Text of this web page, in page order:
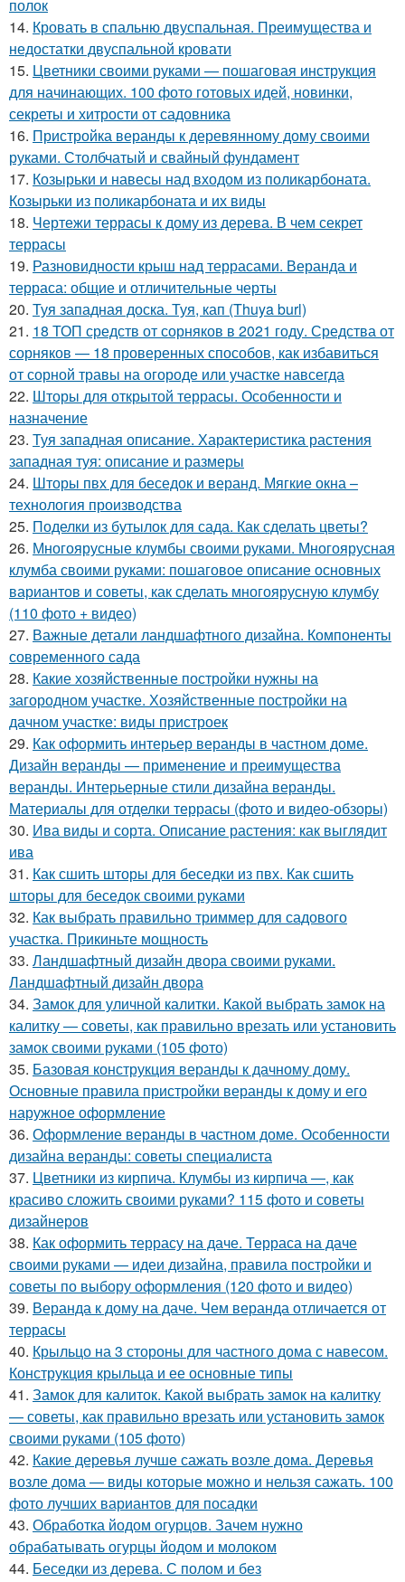
полок
14. Кровать в спальню двуспальная. Преимущества и
недостатки двуспальной кровати
15. Цветники своими руками — пошаговая инструкция
для начинающих. 100 фото готовых идей, новинки,
секреты и хитрости от садовника
16. Пристройка веранды к деревянному дому своими
руками. Столбчатый и свайный фундамент
17. Козырьки и навесы над входом из поликарбоната.
Козырьки из поликарбоната и их виды
18. Чертежи террасы к дому из дерева. В чем секрет
террасы
19. Разновидности крыш над террасами. Веранда и
терраса: общие и отличительные черты
20. Туя западная доска. Туя, кап (Thuya burl)
21. 18 ТОП средств от сорняков в 2021 году. Средства от
сорняков — 18 проверенных способов, как избавиться
от сорной травы на огороде или участке навсегда
22. Шторы для открытой террасы. Особенности и
назначение
23. Туя западная описание. Характеристика растения
западная туя: описание и размеры
24. Шторы пвх для беседок и веранд. Мягкие окна –
технология производства
25. Поделки из бутылок для сада. Как сделать цветы?
26. Многоярусные клумбы своими руками. Многоярусная
клумба своими руками: пошаговое описание основных
вариантов и советы, как сделать многоярусную клумбу
(110 фото + видео)
27. Важные детали ландшафтного дизайна. Компоненты
современного сада
28. Какие хозяйственные постройки нужны на
загородном участке. Хозяйственные постройки на
дачном участке: виды пристроек
29. Как оформить интерьер веранды в частном доме.
Дизайн веранды — применение и преимущества
веранды. Интерьерные стили дизайна веранды.
Материалы для отделки террасы (фото и видео-обзоры)
30. Ива виды и сорта. Описание растения: как выглядит
ива
31. Как сшить шторы для беседки из пвх. Как сшить
шторы для беседок своими руками
32. Как выбрать правильно триммер для садового
участка. Прикиньте мощность
33. Ландшафтный дизайн двора своими руками.
Ландшафтный дизайн двора
34. Замок для уличной калитки. Какой выбрать замок на
калитку — советы, как правильно врезать или установить
замок своими руками (105 фото)
35. Базовая конструкция веранды к дачному дому.
Основные правила пристройки веранды к дому и его
наружное оформление
36. Оформление веранды в частном доме. Особенности
дизайна веранды: советы специалиста
37. Цветники из кирпича. Клумбы из кирпича —, как
красиво сложить своими руками? 115 фото и советы
дизайнеров
38. Как оформить террасу на даче. Терраса на даче
своими руками — идеи дизайна, правила постройки и
советы по выбору оформления (120 фото и видео)
39. Веранда к дому на даче. Чем веранда отличается от
террасы
40. Крыльцо на 3 стороны для частного дома с навесом.
Конструкция крыльца и ее основные типы
41. Замок для калиток. Какой выбрать замок на калитку
— советы, как правильно врезать или установить замок
своими руками (105 фото)
42. Какие деревья лучше сажать возле дома. Деревья
возле дома — виды которые можно и нельзя сажать. 100
фото лучших вариантов для посадки
43. Обработка йодом огурцов. Зачем нужно
обрабатывать огурцы йодом и молоком
44. Беседки из дерева. С полом и без